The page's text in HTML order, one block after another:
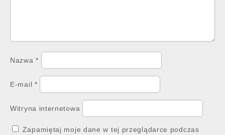
Nazwa*
E-mail *
Witryna internetowa
Zapamiętaj moje dane w tej przeglądarce podczas